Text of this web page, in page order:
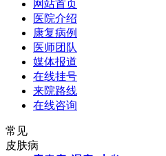
网站首页
医院介绍
康复病例
医师团队
媒体报道
在线挂号
来院路线
在线咨询
常见
皮肤病